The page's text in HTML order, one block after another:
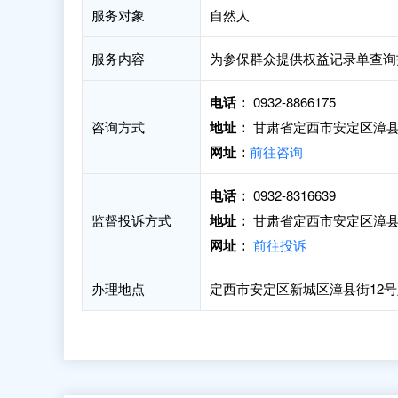
服务对象 自然人
服务内容 为参保群众提供权益记录单查
咨询方式
电话： 0932-8866175
地址： 甘肃省定西市安定区漳
网址： 前往咨询
监督投诉方式
电话： 0932-8316639
地址： 甘肃省定西市安定区漳
网址： 前往投诉
办理地点 定西市安定区新城区漳县街12